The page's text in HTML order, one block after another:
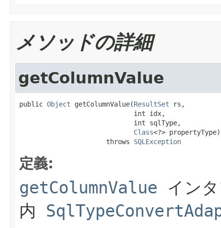
メソッドの詳細
getColumnValue
public Object getColumnValue(ResultSet rs,
                             int idx,
                             int sqlType,
Class<?> propertyType)
                      throws
SQLException
定義:
getColumnValue イン
内